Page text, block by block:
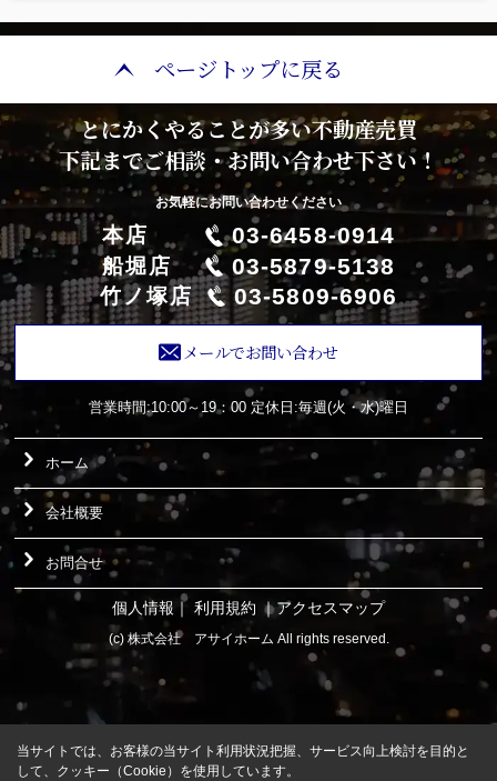
ページトップに戻る
とにかくやることが多い不動産売買
下記までご相談・お問い合わせ下さい！
お気軽にお問い合わせください
本店 03-6458-0914
船堀店 03-5879-5138
竹ノ塚店 03-5809-6906
メールでお問い合わせ
営業時間:10:00～19：00 定休日:毎週(火・水)曜日
ホーム
会社概要
お問合せ
個人情報 ｜ 利用規約 ｜アクセスマップ
(c) 株式会社 アサイホーム All rights reserved.
当サイトでは、お客様の当サイト利用状況把握、サービス向上検討を目的と
して、クッキー（Cookie）を使用しています。